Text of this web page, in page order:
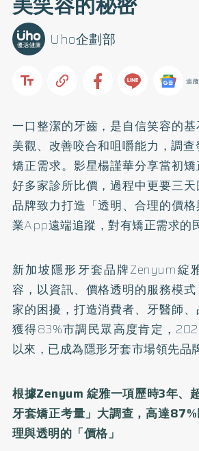
Uho企劃部
追
一口整潔的牙齒，是自信笑容的
美觀、改善咬合和咀嚼能力，調
矯正需求。影星楊謹華分享當初
好多家診所比價，過程中更要三
品牌致力打造「透明、合理的價
業App遠端追蹤，對有矯正需求的
新加坡隱形牙套品牌Zenyum綻
容，以資訊、價格透明的服務模
家的困擾，打造消費者、牙醫師、
獲得83%市調民眾高度肯定，
以來，已成為隱形牙套市場領先品
根據Zenyum 綻雅一項歷時3年、
牙套矯正考量」大調查，高達
理與透明的「價格」